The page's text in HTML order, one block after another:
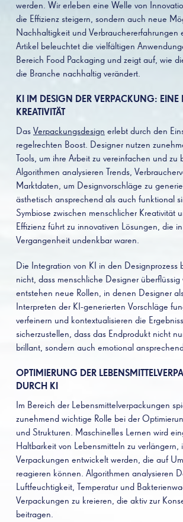
werden. Wir erleben eine Welle von
die Effizienz steigern, sondern auch neue
Nachhaltigkeit und Verbrauchererfahrungen
Artikel beleuchtet die vielfältigen
Bereich Food Packaging und zeigt auf, wie
die Branche nachhaltig verändert.
KI IM DESIGN DER VERPACKUNG: EINE
KREATIVITÄT
Das Verpackungsdesign erlebt durch den
regelrechten Boost. Designer nutzen
Tools, um ihre Arbeit zu vereinfachen und zu
Algorithmen analysieren Trends,
Marktdaten, um Designvorschläge zu
ästhetisch ansprechend als auch funktional
Symbiose zwischen menschlicher Kreativität
Effizienz führt zu innovativen Lösungen, die
Vergangenheit undenkbar waren.
Die Integration von KI in den Designprozess
nicht, dass menschliche Designer überflüssig
entstehen neue Rollen, in denen Designer
Interpreten der KI-generierten Vorschläge
verfeinern und kontextualisieren die
sicherzustellen, dass das Endprodukt nicht
brillant, sondern auch emotional
OPTIMIERUNG DER
DURCH KI
Im Bereich der Lebensmittelverpackungen
zunehmend wichtige Rolle bei der
und Strukturen. Maschinelles Lernen wird
Haltbarkeit von Lebensmitteln zu verlängern,
Verpackungen entwickelt werden, die auf
reagieren können. Algorithmen analysieren
Luftfeuchtigkeit, Temperatur und
Verpackungen zu kreieren, die aktiv zur
beitragen.